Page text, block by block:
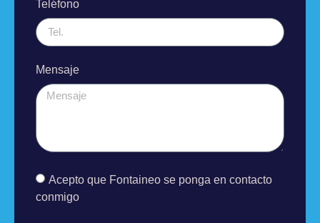
Teléfono
Mensaje
Acepto que Fontaineo se ponga en contacto
conmigo